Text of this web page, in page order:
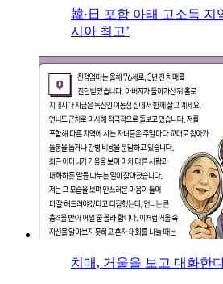
韓·日 포함 아태 고소득 지
시아 최고’
치매, 거울을 보고 대화한